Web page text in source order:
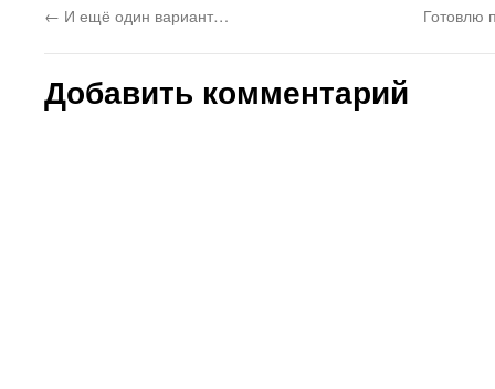
← И ещё один вариант… Готовлю
Добавить комментарий